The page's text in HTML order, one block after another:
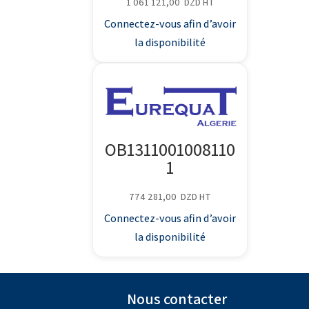
Connectez-vous afin d’avoir
la disponibilité
OB1311001008110
1
774 281,00 DZD HT
Connectez-vous afin d’avoir
la disponibilité
Nous contacter